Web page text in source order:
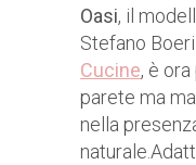
Oasi, il
Stefano
Cucine, è
parete ma
nella